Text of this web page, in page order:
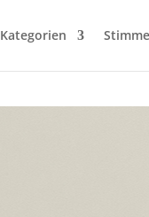
Kategorien